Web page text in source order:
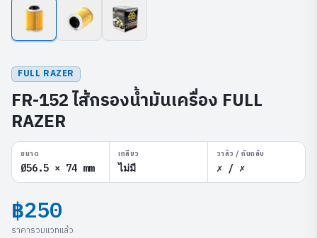
FULL RAZER
FR-152 ไส้กรองน้ำมันเครื่อง FULL
RAZER
ขนาด
Ø56.5 × 74 mm
เกลียว
ไม่มี
วาล์ว / กันกลับ
✗ / ✗
฿250
ราคารวมแวทแล้ว